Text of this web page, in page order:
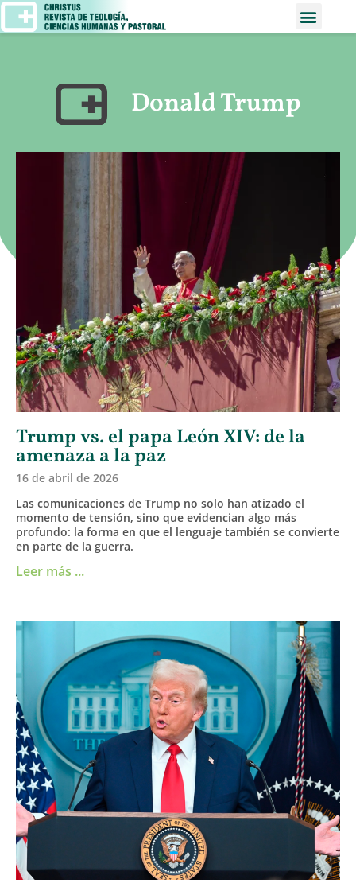
Donald Trump
Trump vs. el papa León XIV: de la
amenaza a la paz
16 de abril de 2026
Las comunicaciones de Trump no solo han atizado el
momento de tensión, sino que evidencian algo más
profundo: la forma en que el lenguaje también se convierte
en parte de la guerra.
Leer más ...